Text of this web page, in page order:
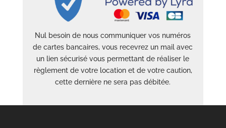
Nul besoin de nous communiquer vos numéros
de cartes bancaires, vous recevrez un mail avec
un lien sécurisé vous permettant de réaliser le
règlement de votre location et de votre caution,
cette dernière ne sera pas débitée.